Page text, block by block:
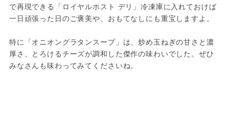
で再現できる「ロイヤルホスト デリ」冷凍庫に入れておけば
一日頑張った日のご褒美や、おもてなしにも重宝しますよ。
特に「オニオングラタンスープ」は、炒め玉ねぎの甘さと濃
厚さ、とろけるチーズが調和した傑作の味わいでした。ぜひ
みなさんも味わってみてくださいね。